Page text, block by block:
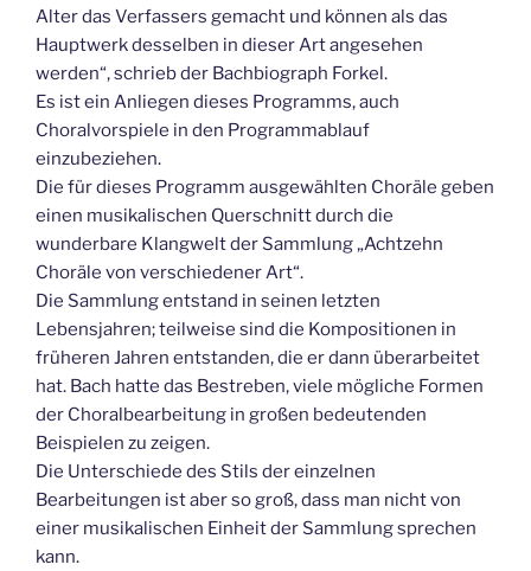
Alter das Verfassers gemacht und können als das
Hauptwerk desselben in dieser Art angesehen
werden“, schrieb der Bachbiograph Forkel.
Es ist ein Anliegen dieses Programms, auch
Choralvorspiele in den Programmablauf
einzubeziehen.
Die für dieses Programm ausgewählten Choräle geben
einen musikalischen Querschnitt durch die
wunderbare Klangwelt der Sammlung „Achtzehn
Choräle von verschiedener Art“.
Die Sammlung entstand in seinen letzten
Lebensjahren; teilweise sind die Kompositionen in
früheren Jahren entstanden, die er dann überarbeitet
hat. Bach hatte das Bestreben, viele mögliche Formen
der Choralbearbeitung in großen bedeutenden
Beispielen zu zeigen.
Die Unterschiede des Stils der einzelnen
Bearbeitungen ist aber so groß, dass man nicht von
einer musikalischen Einheit der Sammlung sprechen
kann.